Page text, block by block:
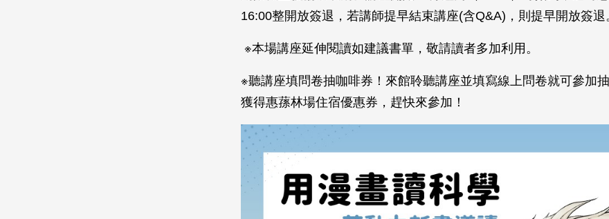
16:00整開放簽退，若講師提早結束講座(含Q&A)，則提早開放簽退
※本場講座延伸閱讀如建議書單，敬請讀者多加利用。
※聽講座填問卷抽咖啡券！來館聆聽講座並填寫線上問卷就可參加
獲得惠蓀林場住宿優惠券，趕快來參加！